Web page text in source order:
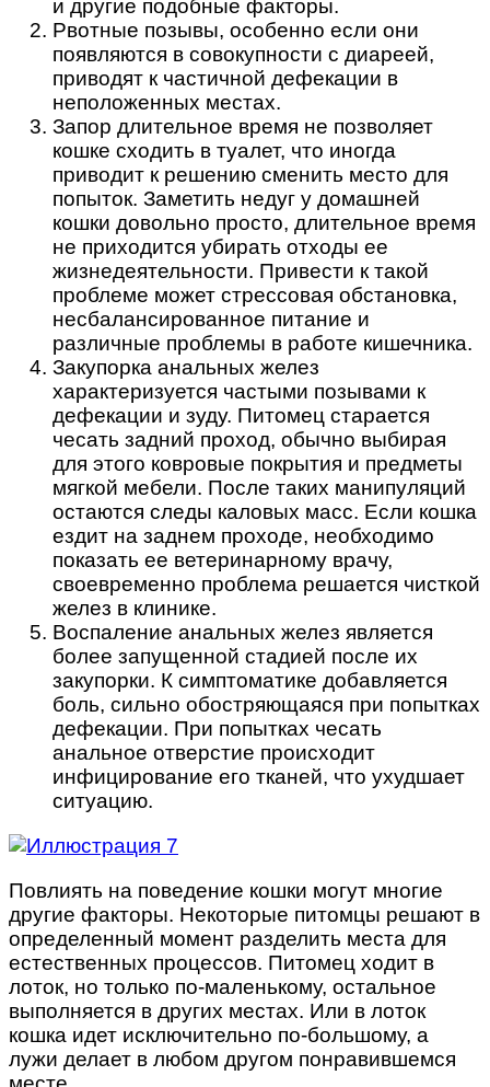
и другие подобные факторы.
Рвотные позывы, особенно если они
появляются в совокупности с диареей,
приводят к частичной дефекации в
неположенных местах.
Запор длительное время не позволяет
кошке сходить в туалет, что иногда
приводит к решению сменить место для
попыток. Заметить недуг у домашней
кошки довольно просто, длительное время
не приходится убирать отходы ее
жизнедеятельности. Привести к такой
проблеме может стрессовая обстановка,
несбалансированное питание и
различные проблемы в работе кишечника.
Закупорка анальных желез
характеризуется частыми позывами к
дефекации и зуду. Питомец старается
чесать задний проход, обычно выбирая
для этого ковровые покрытия и предметы
мягкой мебели. После таких манипуляций
остаются следы каловых масс. Если кошка
ездит на заднем проходе, необходимо
показать ее ветеринарному врачу,
своевременно проблема решается чисткой
желез в клинике.
Воспаление анальных желез является
более запущенной стадией после их
закупорки. К симптоматике добавляется
боль, сильно обостряющаяся при попытках
дефекации. При попытках чесать
анальное отверстие происходит
инфицирование его тканей, что ухудшает
ситуацию.
Повлиять на поведение кошки могут многие
другие факторы. Некоторые питомцы решают в
определенный момент разделить места для
естественных процессов. Питомец ходит в
лоток, но только по-маленькому, остальное
выполняется в других местах. Или в лоток
кошка идет исключительно по-большому, а
лужи делает в любом другом понравившемся